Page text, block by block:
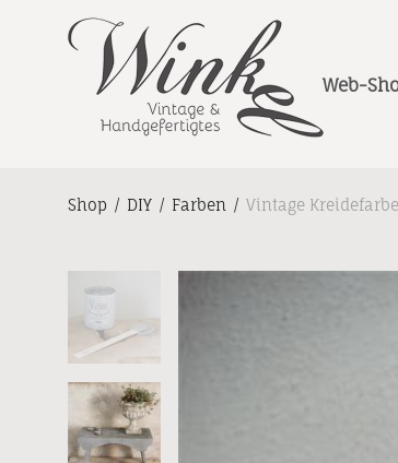
Web-
Shop / DIY / Farben / Vintage